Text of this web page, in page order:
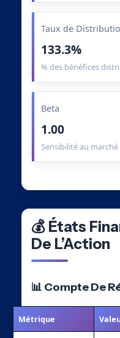
Taux de
133.3%
% des bénéfices
Beta
1.00
Sensibilité au marché
💰 États
De L’Action
📊 Compte De
Métrique